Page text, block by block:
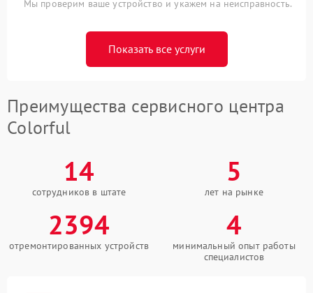
Мы проверим ваше устройство и укажем на неисправность.
Показать все услуги
Преимущества сервисного центра
Colorful
14
сотрудников в штате
5
лет на рынке
2394
отремонтированных устройств
4
минимальный опыт работы
специалистов